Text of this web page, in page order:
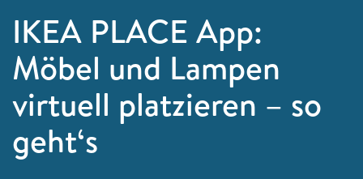
IKEA PLACE App:
Möbel und Lampen
virtuell platzieren – so
geht‘s